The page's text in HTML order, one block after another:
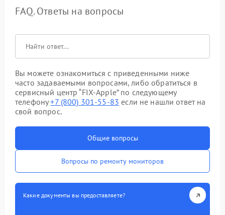
FAQ. Ответы на вопросы
Вы можете ознакомиться с приведенными ниже
часто задаваемыми вопросами, либо обратиться в
сервисный центр “FIX-Apple” по следующему
телефону+7 (800) 301-55-83 если не нашли ответ на
свой вопрос.
Общие вопросы
Вопросы по ремонту мониторов
Какие документы вы предоставляете?